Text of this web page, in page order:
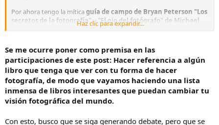
a
Por ahora tengo la mítica guía de campo de Bryan Peterson "Los
secretos de la fotografía" y "El ojo del fotógrafo" de Michael
, como guías, luego tengo un libro que me gustó mucho
y tiene muchas fotos tanto digitales
como analógicas, y al final del libro hay algunos apuntes sobre
fotografía.
Y tengo apuntados para comprar los siguientes:
1. Fotografía de calle de Rodrigo Rivas
2. La mente del fotógrafo de Freeman
Haz clic para expandir...
Se me ocurre poner como premisa en las
participaciones de este post: Hacer referencia a algún
libro que tenga que ver con tu forma de hacer
fotografía, de modo que vayamos haciendo una lista
inmensa de libros interesantes que puedan cambiar tu
visión fotográfica del mundo.
Con esto, busco que se siga generando debate, pero que se